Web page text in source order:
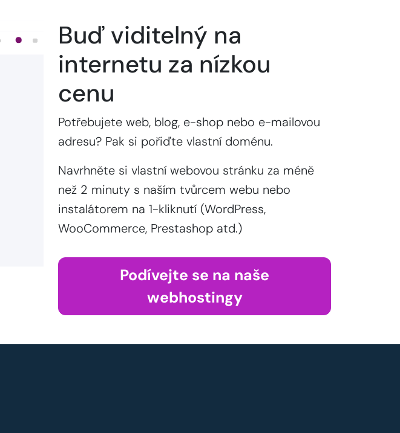
Buď viditelný na
internetu za nízkou
cenu
Potřebujete web, blog, e-shop nebo e-mailovou
adresu? Pak si pořiďte vlastní doménu.
Navrhněte si vlastní webovou stránku za méně
než 2 minuty s naším tvůrcem webu nebo
instalátorem na 1-kliknutí (WordPress,
WooCommerce, Prestashop atd.)
Podívejte se na naše
webhostingy